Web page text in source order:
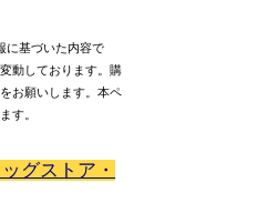
に基づいた内容で
動しております。購
お願いします。本ペ
す。
ッグストア・